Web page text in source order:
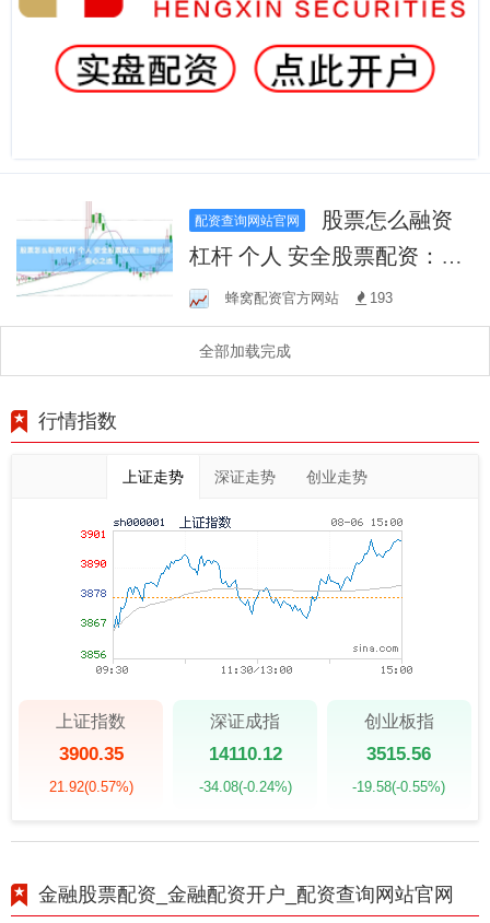
配资查询网站官网
杠杆 个人 安全股票配资：稳
健投资，安心之选
蜂窝配资官方网站 193
全部加载完成
行情指数
上证走势 深证走势 创业走势
上证指数
3900.35
21.92(0.57%)
深证成指
14110.12
-34.08(-0.24%)
创业板指
3515.56
-19.58(-0.55%)
金融股票配资_金融配资开户_配资查询网站官网